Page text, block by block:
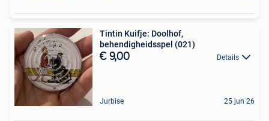
Tintin Kuifje: Doolhof,
behendigheidsspel (021)
€ 9,00 Details
Jurbise 25 jun 26